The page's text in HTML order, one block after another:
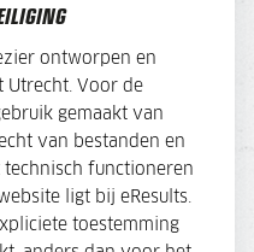
ontworpen en
Utrecht. Voor de
gemaakt van
van bestanden en
functioneren
ligt bij eResults.
toestemming